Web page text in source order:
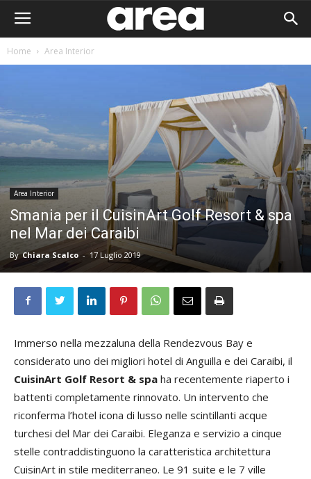
Home Area Interior
Area Interior
Smania per il CuisinArt Golf Resort & spa
nel Mar dei Caraibi
By Chiara Scalco - 17 Luglio 2019
Immerso nella mezzaluna della Rendezvous Bay e
considerato uno dei migliori hotel di Anguilla e dei Caraibi, il
CuisinArt Golf Resort & spa ha recentemente riaperto i
battenti completamente rinnovato. Un intervento che
riconferma l’hotel icona di lusso nelle scintillanti acque
turchesi del Mar dei Caraibi. Eleganza e servizio a cinque
stelle contraddistinguono la caratteristica architettura
CuisinArt in stile mediterraneo. Le 91 suite e le 7 ville